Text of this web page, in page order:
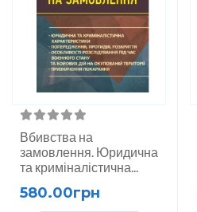
Вбивства на
замовлення. Юридична
та криміналістична...
580.00грн